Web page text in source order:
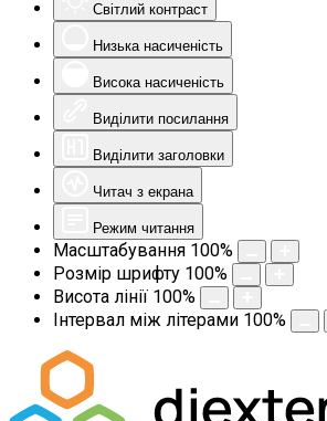
Світлий контраст
Низька насиченість
Висока насиченість
Виділити посилання
Виділити заголовки
Читач з екрана
Режим читання
Масштабування 100%
Розмір шрифту 100%
Висота лінії 100%
Інтервал між літерами 100%